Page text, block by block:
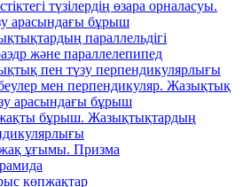
түзілердің өзара орналасуы.
арасындағы бұрыш
параллельдігі
және параллелепипед
пен түзу перпендикулярлығы
мен перпендикуляр. Жазықтық
арасындағы бұрыш
бұрыш. Жазықтықтардың
ұғымы. Призма
көпжақтар